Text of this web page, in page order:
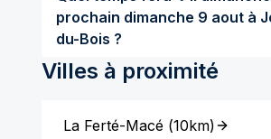
prochain dimanche 9 aout à Joué-
du-Bois ?
Villes à proximité
La Ferté-Macé(10km)